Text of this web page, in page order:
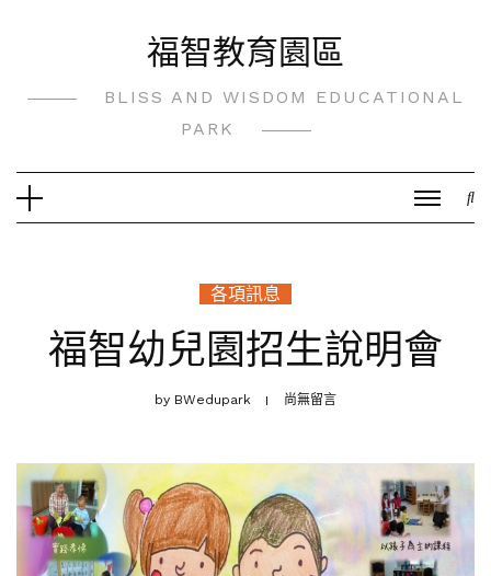
福智教育園區
BLISS AND WISDOM EDUCATIONAL
PARK
各項訊息
福智幼兒園招生說明會
by BWedupark 尚無留言